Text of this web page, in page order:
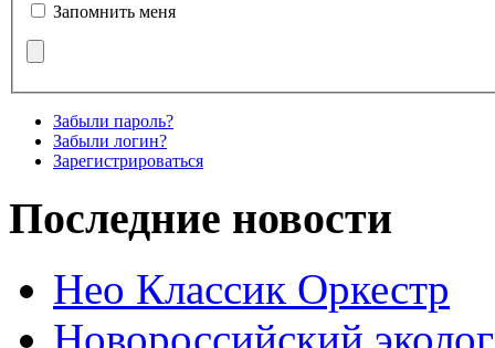
Запомнить меня
Забыли пароль?
Забыли логин?
Зарегистрироваться
Последние новости
Нео Классик Оркестр